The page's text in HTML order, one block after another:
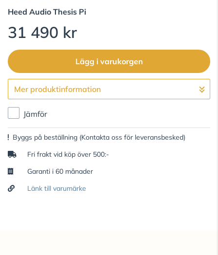
Heed Audio Thesis Pi
31 490 kr
Lägg i varukorgen
Gå till kassan
Mer produktinformation
Jämför
Byggs på beställning (Kontakta oss för leveransbesked)
Fri frakt vid köp över 500:-
Garanti i 60 månader
Länk till varumärke